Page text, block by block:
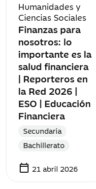
Humanidades y
Ciencias Sociales
Finanzas para
nosotros: lo
importante es la
salud financiera
| Reporteros en
la Red 2026 |
ESO | Educación
Financiera
Secundaria
Bachillerato
calendar_today 21 abril 2026